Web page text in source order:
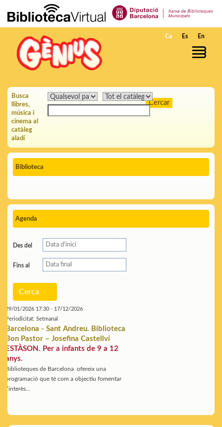
Salta al contingut principal
Ca Es En
Busca
llibres,
música i
cinema al
catàleg
aladí
Biblioteca
Agenda
Des del
Fins al
Cerca
29/01/2026 17:30 - 17/12/2026
Periodicitat: Setmanal
Barcelona - Sant Andreu. Biblioteca
Bon Pastor – Josefina Castellví
ESTÀSON. Per a infants de 9 a 12
anys.
Biblioteques de Barcelona ofereix una
programació que té com a objectiu fomentar
l’interès...